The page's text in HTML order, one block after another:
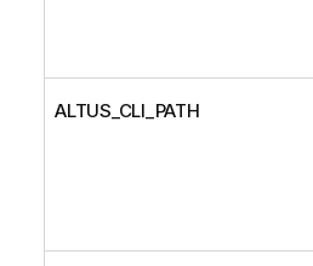
ALTUS_CLI_PATH